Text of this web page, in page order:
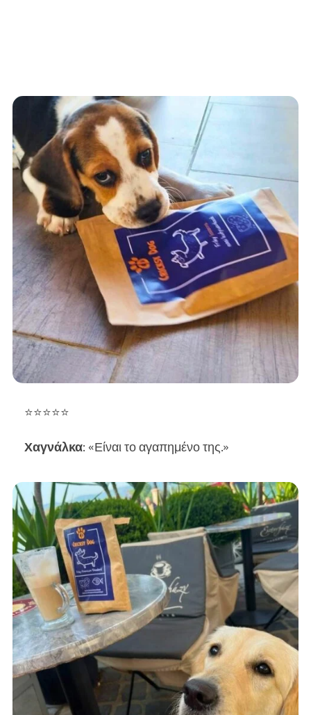
⭐⭐⭐⭐⭐
Χαγνάλκα: «Είναι το αγαπημένο της.»